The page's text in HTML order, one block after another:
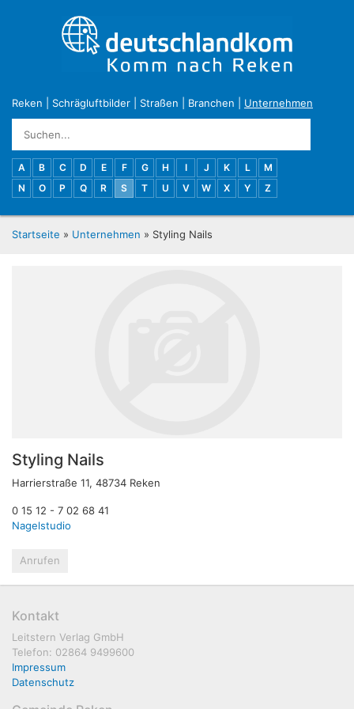
Reken Schrägluftbilder Straßen Branchen Unternehmen
A B C D E F G H I J K L
M
N
O P Q R S T U V W X Y Z
Startseite » Unternehmen » Styling Nails
Styling Nails
Harrierstraße 11, 48734 Reken
0 15 12 - 7 02 68 41
Nagelstudio
Anrufen
Kontakt
Leitstern Verlag GmbH
Telefon: 02864 9499600
Impressum
Datenschutz